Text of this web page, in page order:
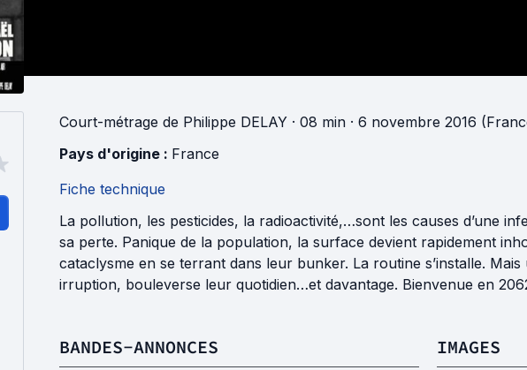
Court-métrage de Philippe DELAY · 08 min · 6 novembre 2016
Pays d'origine : France
Fiche technique
La pollution, les pesticides, la radioactivité,…sont les causes d’une
sa perte. Panique de la population, la surface devient rapidement
cataclysme en se terrant dans leur bunker. La routine s’installe.
irruption, bouleverse leur quotidien…et davantage. Bienvenue en
BANDES-ANNONCES IMAGES